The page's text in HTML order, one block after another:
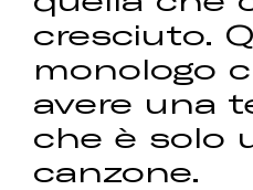
cresciuto.
monologo
avere una
che è solo
canzone.